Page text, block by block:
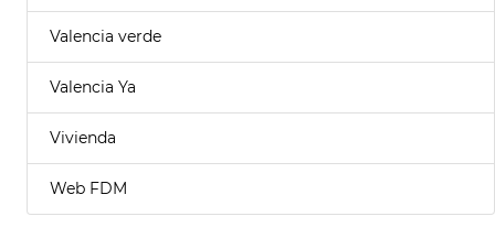
Valencia verde
Valencia Ya
Vivienda
Web FDM